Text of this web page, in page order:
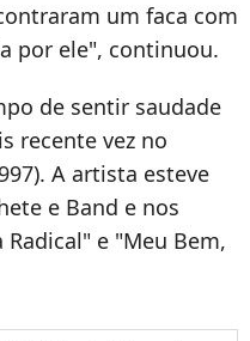
um faca com
por ele", continuou.
de sentir saudade
recente vez no
A artista esteve
e Band e nos
e "Meu Bem,